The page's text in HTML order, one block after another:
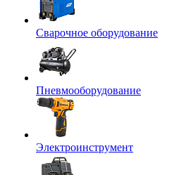
Сварочное оборудование
Пневмооборудование
Электроинструмент